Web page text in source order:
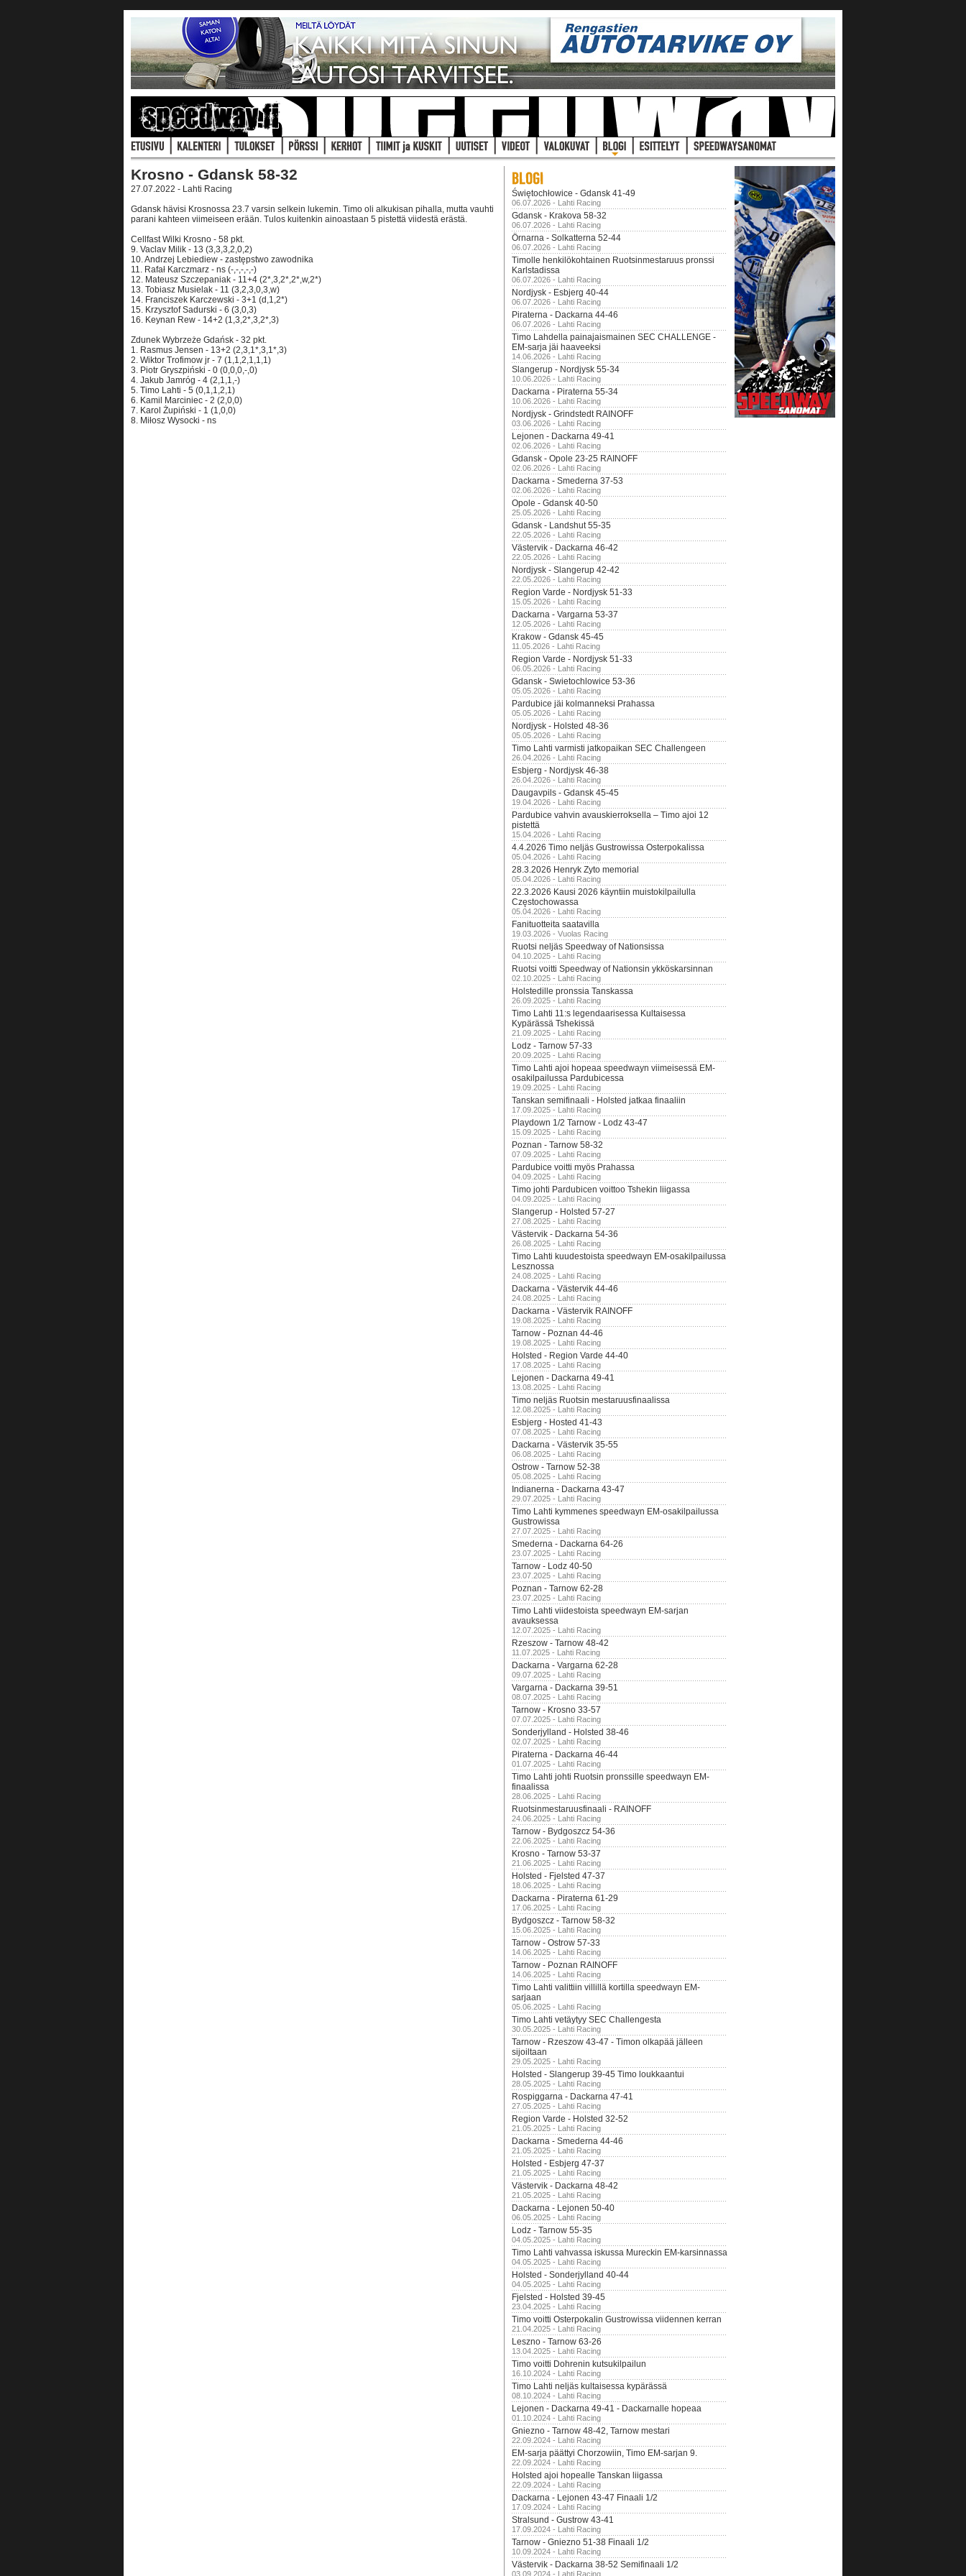
Krosno - Gdansk 58-32
27.07.2022 - Lahti Racing
Gdansk hävisi Krosnossa 23.7 varsin selkein lukemin. Timo oli alkukisan pihalla, mutta vauhti
parani kahteen viimeiseen erään. Tulos kuitenkin ainoastaan 5 pistettä viidestä erästä.
Cellfast Wilki Krosno - 58 pkt.
9. Vaclav Milik - 13 (3,3,3,2,0,2)
10. Andrzej Lebiediew - zastępstwo zawodnika
11. Rafał Karczmarz - ns (-,-,-,-,-)
12. Mateusz Szczepaniak - 11+4 (2*,3,2*,2*,w,2*)
13. Tobiasz Musielak - 11 (3,2,3,0,3,w)
14. Franciszek Karczewski - 3+1 (d,1,2*)
15. Krzysztof Sadurski - 6 (3,0,3)
16. Keynan Rew - 14+2 (1,3,2*,3,2*,3)
Zdunek Wybrzeże Gdańsk - 32 pkt.
1. Rasmus Jensen - 13+2 (2,3,1*,3,1*,3)
2. Wiktor Trofimow jr - 7 (1,1,2,1,1,1)
3. Piotr Gryszpiński - 0 (0,0,0,-,0)
4. Jakub Jamróg - 4 (2,1,1,-)
5. Timo Lahti - 5 (0,1,1,2,1)
6. Kamil Marciniec - 2 (2,0,0)
7. Karol Żupiński - 1 (1,0,0)
8. Miłosz Wysocki - ns
Świętochłowice - Gdansk 41-49
06.07.2026 - Lahti Racing
Gdansk - Krakova 58-32
06.07.2026 - Lahti Racing
Örnarna - Solkatterna 52-44
06.07.2026 - Lahti Racing
Timolle henkilökohtainen Ruotsinmestaruus pronssi
Karlstadissa
06.07.2026 - Lahti Racing
Nordjysk - Esbjerg 40-44
06.07.2026 - Lahti Racing
Piraterna - Dackarna 44-46
06.07.2026 - Lahti Racing
Timo Lahdella painajaismainen SEC CHALLENGE -
EM-sarja jäi haaveeksi
14.06.2026 - Lahti Racing
Slangerup - Nordjysk 55-34
10.06.2026 - Lahti Racing
Dackarna - Piraterna 55-34
10.06.2026 - Lahti Racing
Nordjysk - Grindstedt RAINOFF
03.06.2026 - Lahti Racing
Lejonen - Dackarna 49-41
02.06.2026 - Lahti Racing
Gdansk - Opole 23-25 RAINOFF
02.06.2026 - Lahti Racing
Dackarna - Smederna 37-53
02.06.2026 - Lahti Racing
Opole - Gdansk 40-50
25.05.2026 - Lahti Racing
Gdansk - Landshut 55-35
22.05.2026 - Lahti Racing
Västervik - Dackarna 46-42
22.05.2026 - Lahti Racing
Nordjysk - Slangerup 42-42
22.05.2026 - Lahti Racing
Region Varde - Nordjysk 51-33
15.05.2026 - Lahti Racing
Dackarna - Vargarna 53-37
12.05.2026 - Lahti Racing
Krakow - Gdansk 45-45
11.05.2026 - Lahti Racing
Region Varde - Nordjysk 51-33
06.05.2026 - Lahti Racing
Gdansk - Swietochlowice 53-36
05.05.2026 - Lahti Racing
Pardubice jäi kolmanneksi Prahassa
05.05.2026 - Lahti Racing
Nordjysk - Holsted 48-36
05.05.2026 - Lahti Racing
Timo Lahti varmisti jatkopaikan SEC Challengeen
26.04.2026 - Lahti Racing
Esbjerg - Nordjysk 46-38
26.04.2026 - Lahti Racing
Daugavpils - Gdansk 45-45
19.04.2026 - Lahti Racing
Pardubice vahvin avauskierroksella – Timo ajoi 12
pistettä
15.04.2026 - Lahti Racing
4.4.2026 Timo neljäs Gustrowissa Osterpokalissa
05.04.2026 - Lahti Racing
28.3.2026 Henryk Zyto memorial
05.04.2026 - Lahti Racing
22.3.2026 Kausi 2026 käyntiin muistokilpailulla
Częstochowassa
05.04.2026 - Lahti Racing
Fanituotteita saatavilla
19.03.2026 - Vuolas Racing
Ruotsi neljäs Speedway of Nationsissa
04.10.2025 - Lahti Racing
Ruotsi voitti Speedway of Nationsin ykköskarsinnan
02.10.2025 - Lahti Racing
Holstedille pronssia Tanskassa
26.09.2025 - Lahti Racing
Timo Lahti 11:s legendaarisessa Kultaisessa
Kypärässä Tshekissä
21.09.2025 - Lahti Racing
Lodz - Tarnow 57-33
20.09.2025 - Lahti Racing
Timo Lahti ajoi hopeaa speedwayn viimeisessä EM-
osakilpailussa Pardubicessa
19.09.2025 - Lahti Racing
Tanskan semifinaali - Holsted jatkaa finaaliin
17.09.2025 - Lahti Racing
Playdown 1/2 Tarnow - Lodz 43-47
15.09.2025 - Lahti Racing
Poznan - Tarnow 58-32
07.09.2025 - Lahti Racing
Pardubice voitti myös Prahassa
04.09.2025 - Lahti Racing
Timo johti Pardubicen voittoo Tshekin liigassa
04.09.2025 - Lahti Racing
Slangerup - Holsted 57-27
27.08.2025 - Lahti Racing
Västervik - Dackarna 54-36
26.08.2025 - Lahti Racing
Timo Lahti kuudestoista speedwayn EM-osakilpailussa
Lesznossa
24.08.2025 - Lahti Racing
Dackarna - Västervik 44-46
24.08.2025 - Lahti Racing
Dackarna - Västervik RAINOFF
19.08.2025 - Lahti Racing
Tarnow - Poznan 44-46
19.08.2025 - Lahti Racing
Holsted - Region Varde 44-40
17.08.2025 - Lahti Racing
Lejonen - Dackarna 49-41
13.08.2025 - Lahti Racing
Timo neljäs Ruotsin mestaruusfinaalissa
12.08.2025 - Lahti Racing
Esbjerg - Hosted 41-43
07.08.2025 - Lahti Racing
Dackarna - Västervik 35-55
06.08.2025 - Lahti Racing
Ostrow - Tarnow 52-38
05.08.2025 - Lahti Racing
Indianerna - Dackarna 43-47
29.07.2025 - Lahti Racing
Timo Lahti kymmenes speedwayn EM-osakilpailussa
Gustrowissa
27.07.2025 - Lahti Racing
Smederna - Dackarna 64-26
23.07.2025 - Lahti Racing
Tarnow - Lodz 40-50
23.07.2025 - Lahti Racing
Poznan - Tarnow 62-28
23.07.2025 - Lahti Racing
Timo Lahti viidestoista speedwayn EM-sarjan
avauksessa
12.07.2025 - Lahti Racing
Rzeszow - Tarnow 48-42
11.07.2025 - Lahti Racing
Dackarna - Vargarna 62-28
09.07.2025 - Lahti Racing
Vargarna - Dackarna 39-51
08.07.2025 - Lahti Racing
Tarnow - Krosno 33-57
07.07.2025 - Lahti Racing
Sonderjylland - Holsted 38-46
02.07.2025 - Lahti Racing
Piraterna - Dackarna 46-44
01.07.2025 - Lahti Racing
Timo Lahti johti Ruotsin pronssille speedwayn EM-
finaalissa
28.06.2025 - Lahti Racing
Ruotsinmestaruusfinaali - RAINOFF
24.06.2025 - Lahti Racing
Tarnow - Bydgoszcz 54-36
22.06.2025 - Lahti Racing
Krosno - Tarnow 53-37
21.06.2025 - Lahti Racing
Holsted - Fjelsted 47-37
18.06.2025 - Lahti Racing
Dackarna - Piraterna 61-29
17.06.2025 - Lahti Racing
Bydgoszcz - Tarnow 58-32
15.06.2025 - Lahti Racing
Tarnow - Ostrow 57-33
14.06.2025 - Lahti Racing
Tarnow - Poznan RAINOFF
14.06.2025 - Lahti Racing
Timo Lahti valittiin villillä kortilla speedwayn EM-
sarjaan
05.06.2025 - Lahti Racing
Timo Lahti vetäytyy SEC Challengesta
30.05.2025 - Lahti Racing
Tarnow - Rzeszow 43-47 - Timon olkapää jälleen
sijoiltaan
29.05.2025 - Lahti Racing
Holsted - Slangerup 39-45 Timo loukkaantui
28.05.2025 - Lahti Racing
Rospiggarna - Dackarna 47-41
27.05.2025 - Lahti Racing
Region Varde - Holsted 32-52
21.05.2025 - Lahti Racing
Dackarna - Smederna 44-46
21.05.2025 - Lahti Racing
Holsted - Esbjerg 47-37
21.05.2025 - Lahti Racing
Västervik - Dackarna 48-42
21.05.2025 - Lahti Racing
Dackarna - Lejonen 50-40
06.05.2025 - Lahti Racing
Lodz - Tarnow 55-35
04.05.2025 - Lahti Racing
Timo Lahti vahvassa iskussa Mureckin EM-karsinnassa
04.05.2025 - Lahti Racing
Holsted - Sonderjylland 40-44
04.05.2025 - Lahti Racing
Fjelsted - Holsted 39-45
23.04.2025 - Lahti Racing
Timo voitti Osterpokalin Gustrowissa viidennen kerran
21.04.2025 - Lahti Racing
Leszno - Tarnow 63-26
13.04.2025 - Lahti Racing
Timo voitti Dohrenin kutsukilpailun
16.10.2024 - Lahti Racing
Timo Lahti neljäs kultaisessa kypärässä
08.10.2024 - Lahti Racing
Lejonen - Dackarna 49-41 - Dackarnalle hopeaa
01.10.2024 - Lahti Racing
Gniezno - Tarnow 48-42, Tarnow mestari
22.09.2024 - Lahti Racing
EM-sarja päättyi Chorzowiin, Timo EM-sarjan 9.
22.09.2024 - Lahti Racing
Holsted ajoi hopealle Tanskan liigassa
22.09.2024 - Lahti Racing
Dackarna - Lejonen 43-47 Finaali 1/2
17.09.2024 - Lahti Racing
Stralsund - Gustrow 43-41
17.09.2024 - Lahti Racing
Tarnow - Gniezno 51-38 Finaali 1/2
10.09.2024 - Lahti Racing
Västervik - Dackarna 38-52 Semifinaali 1/2
03.09.2024 - Lahti Racing